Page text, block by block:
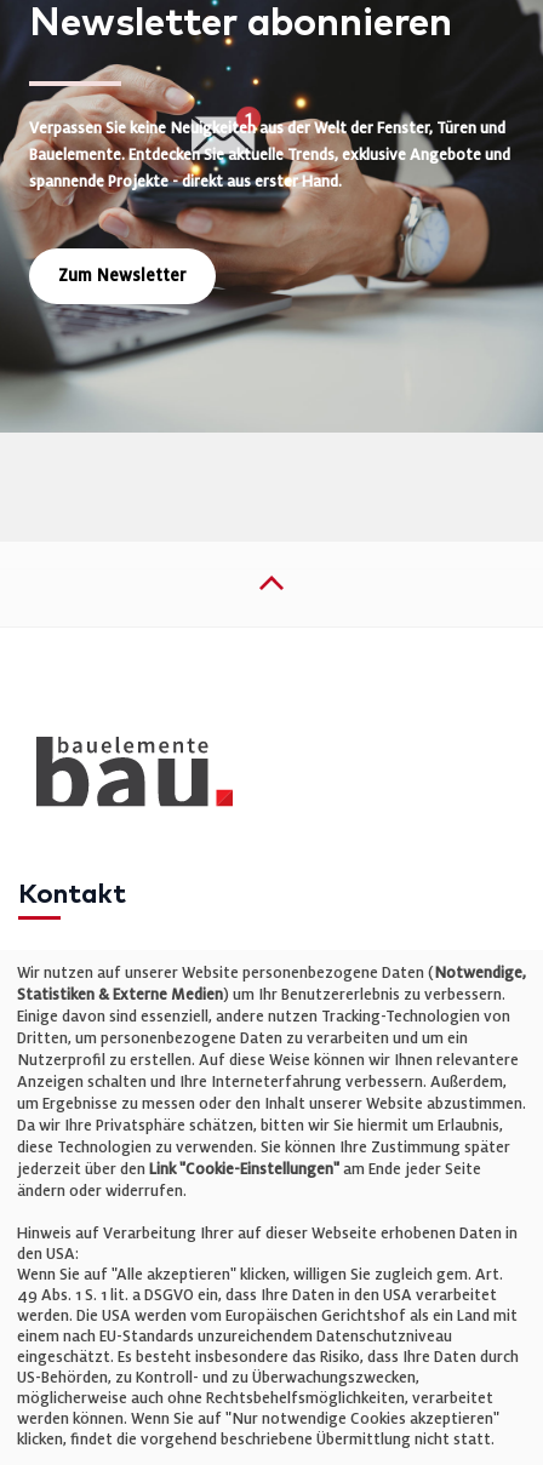
Newsletter abonnieren
Verpassen Sie keine Neuigkeiten aus der Welt der Fenster, Türen und
Bauelemente. Entdecken Sie aktuelle Trends, exklusive Angebote und
spannende Projekte - direkt aus erster Hand.
Zum Newsletter
Kontakt
Telefon: +49 (0)711 2585563-0
E-Mail:info@bauelemente-bau.eu
Unternehmen
Impressum
Cookie-Einstellungen
AGB
Wir nutzen auf unserer Website personenbezogene Daten (Notwendige,
Statistiken & Externe Medien) um Ihr Benutzererlebnis zu verbessern.
Einige davon sind essenziell, andere nutzen Tracking-Technologien von
Dritten, um personenbezogene Daten zu verarbeiten und um ein
Nutzerprofil zu erstellen. Auf diese Weise können wir Ihnen relevantere
Anzeigen schalten und Ihre Interneterfahrung verbessern. Außerdem,
um Ergebnisse zu messen oder den Inhalt unserer Website abzustimmen.
Da wir Ihre Privatsphäre schätzen, bitten wir Sie hiermit um Erlaubnis,
diese Technologien zu verwenden. Sie können Ihre Zustimmung später
jederzeit über den Link "Cookie-Einstellungen" am Ende jeder Seite
ändern oder widerrufen.
Hinweis auf Verarbeitung Ihrer auf dieser Webseite erhobenen Daten in
den USA:
Wenn Sie auf "Alle akzeptieren" klicken, willigen Sie zugleich gem. Art.
49 Abs. 1 S. 1 lit. a DSGVO ein, dass Ihre Daten in den USA verarbeitet
werden. Die USA werden vom Europäischen Gerichtshof als ein Land mit
einem nach EU-Standards unzureichendem Datenschutzniveau
eingeschätzt. Es besteht insbesondere das Risiko, dass Ihre Daten durch
US-Behörden, zu Kontroll- und zu Überwachungszwecken,
möglicherweise auch ohne Rechtsbehelfsmöglichkeiten, verarbeitet
werden können. Wenn Sie auf "Nur notwendige Cookies akzeptieren"
klicken, findet die vorgehend beschriebene Übermittlung nicht statt.